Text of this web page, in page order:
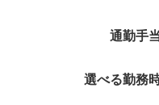
通勤手
選べる勤務